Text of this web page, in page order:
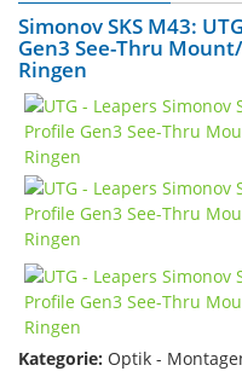
Simonov SKS M43:
Gen3 See-Thru
Ringen
Kategorie: Optik -